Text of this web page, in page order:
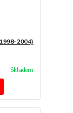
2004)
Skladem